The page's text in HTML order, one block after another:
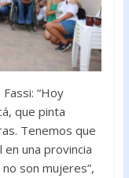
“Hoy
que pinta
Tenemos que
una provincia
son mujeres”,